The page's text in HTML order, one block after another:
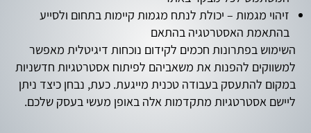
זיהוי מגמות – יכולת לנתח מגמות קיימות בתחום ולסייע
בהתאמת האסטרטגיה בהתאם
השימוש בפתרונות חכמים לקידום נוכחות דיגיטלית מאפשר
למשווקים להפנות את משאביהם לפיתוח אסטרטגיות חדשניות
במקום להתעסק בעבודה טכנית מייגעת. כעת, נבחן כיצד ניתן
ליישם אסטרטגיות מתקדמות אלה באופן מעשי בעסק שלכם.